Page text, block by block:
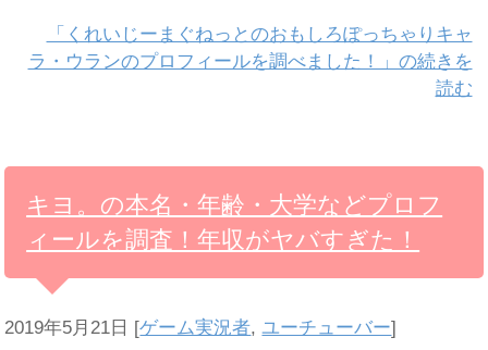
「くれいじーまぐねっとのおもしろぽっちゃりキャ
ラ・ウランのプロフィールを調べました！」の続きを
読む
キヨ。の本名・年齢・大学などプロフ
ィールを調査！年収がヤバすぎた！
2019年5月21日 [ゲーム実況者,ユーチューバー]